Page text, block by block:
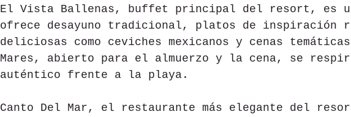
El Vista Ballenas, buffet principal del resort, es un
ofrece desayuno tradicional, platos de inspiración
deliciosas como ceviches mexicanos y cenas
Mares, abierto para el almuerzo y la cena, se
auténtico frente a la playa.
Canto Del Mar, el restaurante más elegante del